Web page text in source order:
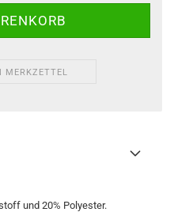
MERKZETTEL
und 20% Polyester.